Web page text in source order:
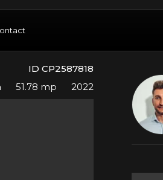
ID CP2587818
51.78 mp 2022